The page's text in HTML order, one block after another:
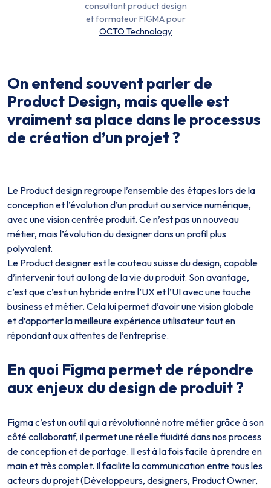
consultant product design
et formateur FIGMA pour
OCTO Technology
On entend souvent parler de
Product Design, mais quelle est
vraiment sa place dans le processus
de création d’un projet ?
Le Product design regroupe l’ensemble des étapes lors de la
conception et l’évolution d’un produit ou service numérique,
avec une vision centrée produit. Ce n’est pas un nouveau
métier, mais l’évolution du designer dans un profil plus
polyvalent.
Le Product designer est le couteau suisse du design, capable
d’intervenir tout au long de la vie du produit. Son avantage,
c’est que c’est un hybride entre l’UX et l’UI avec une touche
business et métier. Cela lui permet d’avoir une vision globale
et d’apporter la meilleure expérience utilisateur tout en
répondant aux attentes de l’entreprise.
En quoi Figma permet de répondre
aux enjeux du design de produit ?
Figma c’est un outil qui a révolutionné notre métier grâce à son
côté collaboratif, il permet une réelle fluidité dans nos process
de conception et de partage. Il est à la fois facile à prendre en
main et très complet. Il facilite la communication entre tous les
acteurs du projet (Développeurs, designers, Product Owner,